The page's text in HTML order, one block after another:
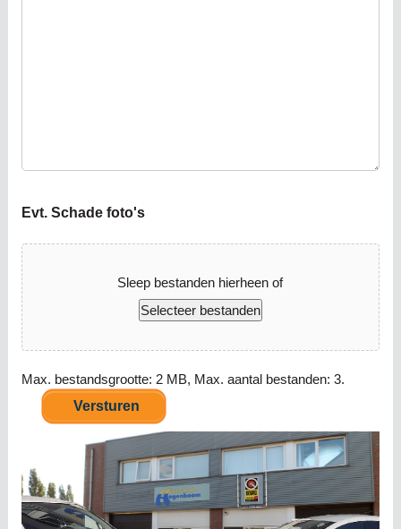
Evt. Schade foto's
Sleep bestanden hierheen of
Selecteer bestanden
Max. bestandsgrootte: 2 MB, Max. aantal bestanden: 3.